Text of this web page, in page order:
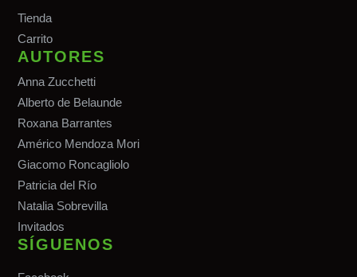
Tienda
Carrito
AUTORES
Anna Zucchetti
Alberto de Belaunde
Roxana Barrantes
Américo Mendoza Mori
Giacomo Roncagliolo
Patricia del Río
Natalia Sobrevilla
Invitados
SÍGUENOS